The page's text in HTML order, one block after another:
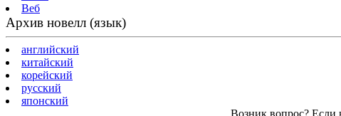
Веб
Архив новелл (язык)
английский
китайский
корейский
русский
японский
Возник вопрос? Если